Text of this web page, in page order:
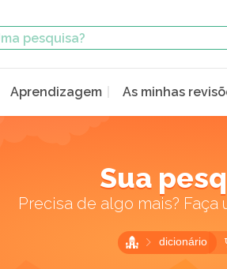
Aprendizagem As minhas
Sua
Precisa de algo mais?
dicionário